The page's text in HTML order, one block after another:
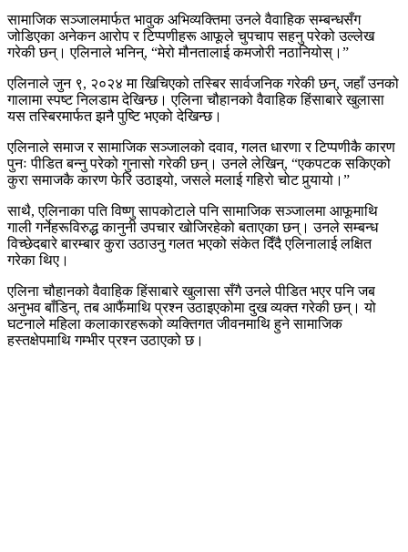
सामाजिक सञ्जालमार्फत भावुक अभिव्यक्तिमा उनले वैवाहिक सम्बन्धसँग
जोडिएका अनेकन आरोप र टिप्पणीहरू आफूले चुपचाप सहनु परेको उल्लेख
गरेकी छन्। एलिनाले भनिन्, “मेरो मौनतालाई कमजोरी नठानियोस्।”
एलिनाले जुन ९, २०२४ मा खिचिएको तस्बिर सार्वजनिक गरेकी छन्, जहाँ उनको
गालामा स्पष्ट निलडाम देखिन्छ। एलिना चौहानको वैवाहिक हिंसाबारे खुलासा
यस तस्बिरमार्फत झनै पुष्टि भएको देखिन्छ।
एलिनाले समाज र सामाजिक सञ्जालको दवाव, गलत धारणा र टिप्पणीकै कारण
पुनः पीडित बन्नु परेको गुनासो गरेकी छन्। उनले लेखिन्, “एकपटक सकिएको
कुरा समाजकै कारण फेरि उठाइयो, जसले मलाई गहिरो चोट पुर्‍यायो।”
साथै, एलिनाका पति विष्णु सापकोटाले पनि सामाजिक सञ्जालमा आफूमाथि
गाली गर्नेहरूविरुद्ध कानुनी उपचार खोजिरहेको बताएका छन्। उनले सम्बन्ध
विच्छेदबारे बारम्बार कुरा उठाउनु गलत भएको संकेत दिँदै एलिनालाई लक्षित
गरेका थिए।
एलिना चौहानको वैवाहिक हिंसाबारे खुलासा सँगै उनले पीडित भएर पनि जब
अनुभव बाँडिन्, तब आफैंमाथि प्रश्न उठाइएकोमा दुख व्यक्त गरेकी छन्। यो
घटनाले महिला कलाकारहरूको व्यक्तिगत जीवनमाथि हुने सामाजिक
हस्तक्षेपमाथि गम्भीर प्रश्न उठाएको छ।